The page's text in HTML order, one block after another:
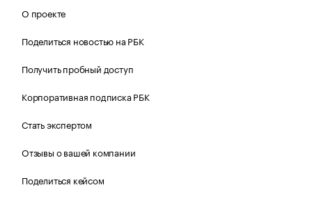
О проекте
Поделиться новостью на РБК
Получить пробный доступ
Корпоративная подписка РБК
Стать экспертом
Отзывы о вашей компании
Поделиться кейсом